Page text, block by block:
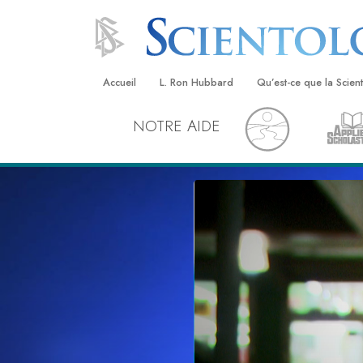
Accueil L. Ron Hubbard Qu’est-ce que la
Croyances et
Credos et Codes de
Les scientologues et
Rencontrez un
À l’intérieur d’une
Les principes de
Scientologie
La Dianétique : Une
NOTRE AIDE